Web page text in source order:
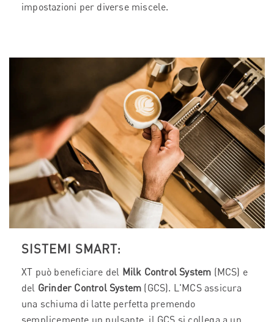
impostazioni per diverse miscele.
SISTEMI SMART:
XT può beneficiare del Milk Control System (MCS) e
del Grinder Control System (GCS). L'MCS assicura
una schiuma di latte perfetta premendo
semplicemente un pulsante, il GCS si collega a un